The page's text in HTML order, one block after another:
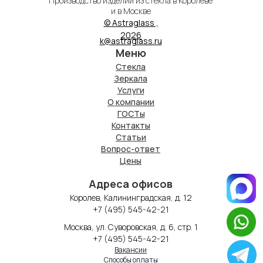
k@astraglass.ru
© Astraglass ,
2026
и в Москве
Адреса офисов
Королев, Калининградская, д. 12
+7 (495) 545-42-21
Москва, ул. Суворовская, д. 6, стр. 1
+7 (495) 545-42-21
Меню
Стекла
Услуги
О компании
Контакты
Зеркала
Статьи
Цены
Вопрос-ответ
Способы оплаты
Вакансии
ГОСТы